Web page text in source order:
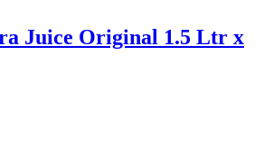
Juice Original 1.5 Ltr x